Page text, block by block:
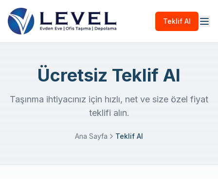
Teklif Al
Ücretsiz Teklif Al
Taşınma ihtiyacınız için hızlı, net ve size özel fiyat
teklifi alın.
Ana Sayfa Teklif Al